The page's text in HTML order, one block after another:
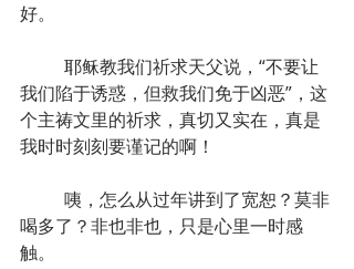
好。
我们陷于诱惑，但救我们免于凶恶”，这
个主祷文里的祈求，真切又实在，真是
我时时刻刻要谨记的啊！
喝多了？非也非也，只是心里一时感
触。